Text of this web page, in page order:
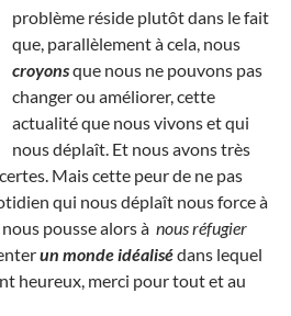
problème réside plutôt dans le fait
que, parallèlement à cela, nous
croyonsque nous ne pouvons pas
changer ou améliorer, cette
actualité que nous vivons et qui
nous déplaît. Et nous avons très
Mais cette peur de ne pas
qui nous déplaît nous force à
nous pousse alors à nous réfugier
un monde idéalisédans lequel
heureux, merci pour tout et au